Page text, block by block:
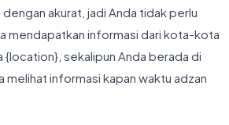
akurat, jadi Anda tidak perlu
mendapatkan informasi dari kota-kota
sekalipun Anda berada di
melihat informasi kapan waktu adzan